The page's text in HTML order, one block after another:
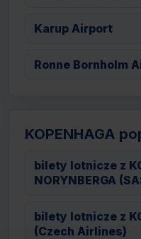
Karup Airport
Ronne Bornholm
KOPENHAGA
bilety lotnicze z
NORYNBERGA
bilety lotnicze z
(Czech Airlines)